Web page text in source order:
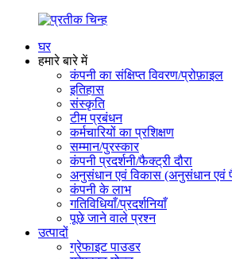
घर
हमारे बारे में
कंपनी का संक्षिप्त विवरण/प्रोफ़ाइल
इतिहास
संस्कृति
टीम प्रबंधन
कर्मचारियों का प्रशिक्षण
सम्मान/पुरस्कार
कंपनी प्रदर्शनी/फैक्ट्री दौरा
अनुसंधान एवं विकास (अनुसंधान एवं
कंपनी के लाभ
गतिविधियाँ/प्रदर्शनियाँ
पूछे जाने वाले प्रश्न
उत्पादों
ग्रेफाइट पाउडर